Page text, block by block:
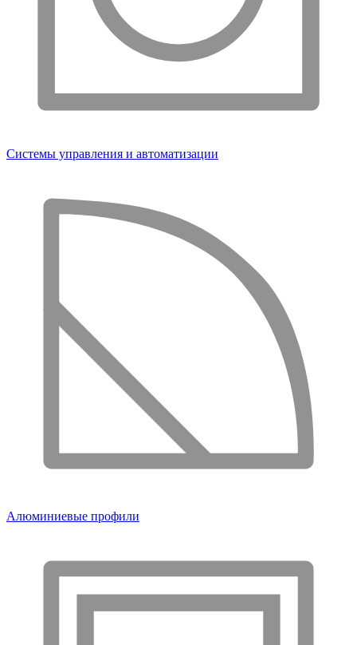
Системы управления и автоматизации
Алюминиевые профили